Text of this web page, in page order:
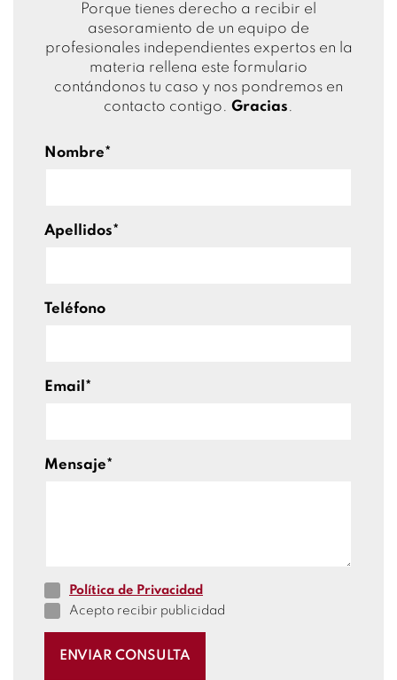
Porque tienes derecho a recibir el
asesoramiento de un equipo de
profesionales independientes expertos en la
materia rellena este formulario
contándonos tu caso y nos pondremos en
contacto contigo. Gracias.
Nombre*
Apellidos*
Teléfono
Email*
Mensaje*
Política de Privacidad
Acepto recibir publicidad
ENVIAR CONSULTA